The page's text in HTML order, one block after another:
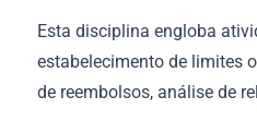
Esta disciplina engloba
estabelecimento de limites
de reembolsos, análise de